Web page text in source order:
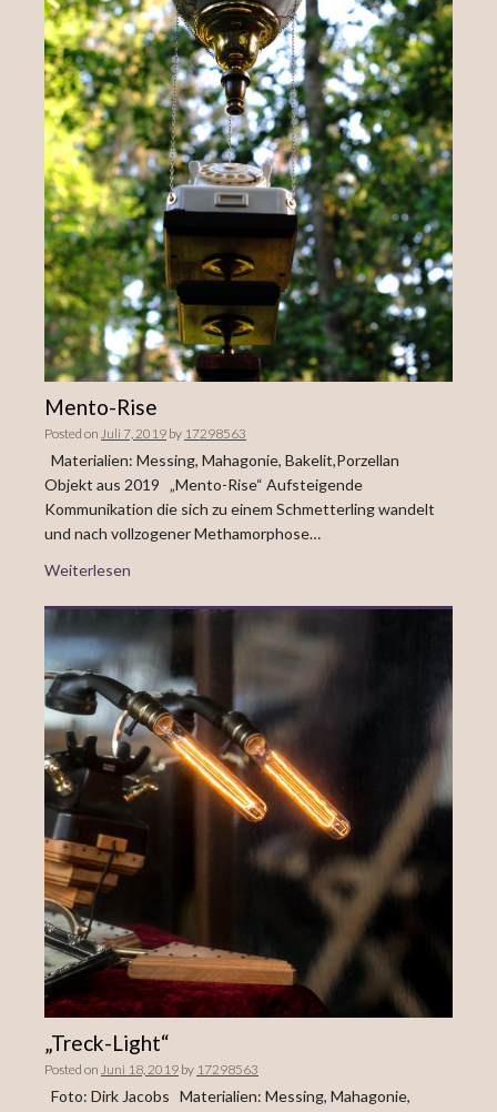
Mento-Rise
Posted on Juli 7, 2019 by 17298563
Materialien: Messing, Mahagonie, Bakelit,Porzellan
Objekt aus 2019 „Mento-Rise“ Aufsteigende
Kommunikation die sich zu einem Schmetterling wandelt
und nach vollzogener Methamorphose…
Weiterlesen
„Treck-Light“
Posted on Juni 18, 2019 by 17298563
Foto: Dirk Jacobs Materialien: Messing, Mahagonie,